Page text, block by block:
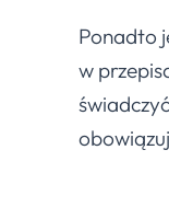
Ponadto
w